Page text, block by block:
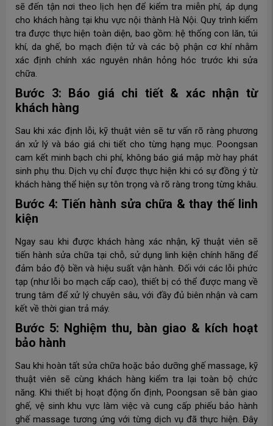
sẽ đến tận nơi theo lịch hẹn để kiểm tra miễn phí, áp dụng
cho khách hàng tại khu vực nội thành Hà Nội. Quy trình kiểm
tra được thực hiện toàn diện, bao gồm: hệ thống con lăn, túi
khí, da ghế, bo mạch điện tử và các bộ phận cơ khí nhằm
xác định chính xác nguyên nhân hỏng hóc trước khi sửa
chữa.
Bước 3: Báo giá chi tiết & xác nhận từ
khách hàng
Sau khi xác định lỗi, kỹ thuật viên sẽ tư vấn rõ ràng phương
án xử lý và báo giá chi tiết cho từng hạng mục. Poongsan
cam kết minh bạch chi phí, không báo giá mập mờ hay phát
sinh phụ thu. Dịch vụ chỉ được thực hiện khi có sự đồng ý từ
khách hàng thể hiện sự tôn trọng và rõ ràng trong từng khâu.
Bước 4: Tiến hành sửa chữa & thay thế linh
kiện
Ngay sau khi được khách hàng xác nhận, kỹ thuật viên sẽ
tiến hành sửa chữa tại chỗ, sử dụng linh kiện chính hãng để
đảm bảo độ bền và hiệu suất vận hành. Đối với các lỗi phức
tạp (như lỗi bo mạch cấp cao), thiết bị có thể được mang về
trung tâm để xử lý chuyên sâu, với đầy đủ biên nhận và cam
kết về thời gian trả máy.
Bước 5: Nghiệm thu, bàn giao & kích hoạt
bảo hành
Sau khi hoàn tất sửa chữa hoặc bảo dưỡng ghế massage, kỹ
thuật viên sẽ cùng khách hàng kiểm tra lại toàn bộ chức
năng. Khi thiết bị hoạt động ổn định, Poongsan sẽ bàn giao
ghế, vệ sinh khu vực làm việc và cung cấp phiếu bảo hành
ghế massage tương ứng với từng dịch vụ đã thực hiện. Đây